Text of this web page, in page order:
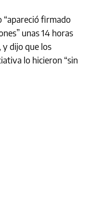
“apareció firmado
unas 14 horas
y dijo que los
lo hicieron “sin